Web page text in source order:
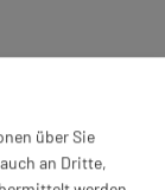
über Sie
an Dritte,